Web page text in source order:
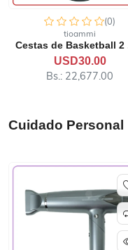
(0)
tioammi
USD6.00
Bs.: 4,535.40
Cuidado Personal